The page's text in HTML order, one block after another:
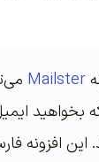
Mailster
که بخواهید
این افزونه